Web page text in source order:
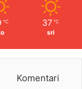
℃ 37 ℃
sri
Komentari